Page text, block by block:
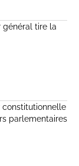
général tire la
constitutionnelle
parlementaires